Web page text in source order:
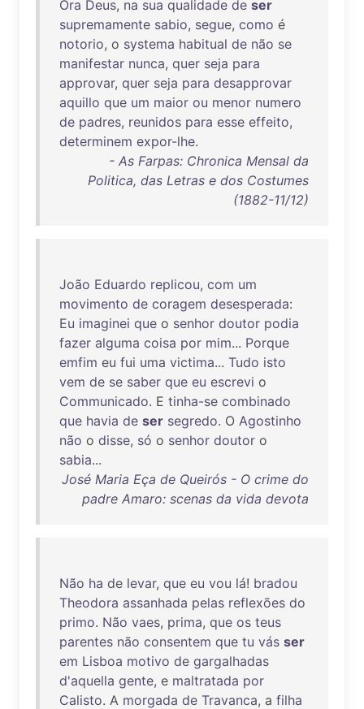
Ora Deus, na sua qualidade de ser
supremamente sabio, segue, como é
notorio, o systema habitual de não se
manifestar nunca, quer seja para
approvar, quer seja para desapprovar
aquillo que um maior ou menor numero
de padres, reunidos para esse effeito,
determinem expor-lhe.
- As Farpas: Chronica Mensal da
Politica, das Letras e dos Costumes
(1882-11/12)
João Eduardo replicou, com um
movimento de coragem desesperada:
Eu imaginei que o senhor doutor podia
fazer alguma coisa por mim... Porque
emfim eu fui uma victima... Tudo isto
vem de se saber que eu escrevi o
Communicado. E tinha-se combinado
que havia de ser segredo. O Agostinho
não o disse, só o senhor doutor o
sabia...
José Maria Eça de Queirós - O crime do
padre Amaro: scenas da vida devota
Não ha de levar, que eu vou lá! bradou
Theodora assanhada pelas reflexões do
primo. Não vaes, prima, que os teus
parentes não consentem que tu vás ser
em Lisboa motivo de gargalhadas
d'aquella gente, e maltratada por
Calisto. A morgada de Travanca, a filha